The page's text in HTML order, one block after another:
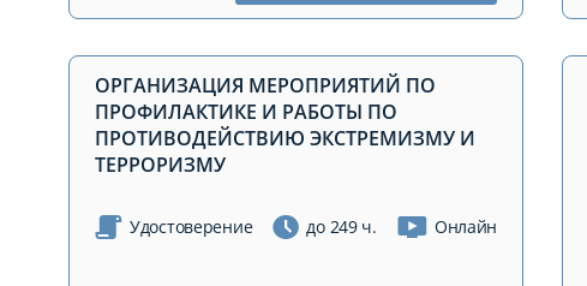
ОРГАНИЗАЦИЯ МЕРОПРИЯТИЙ ПО
ПРОФИЛАКТИКЕ И РАБОТЫ ПО
ПРОТИВОДЕЙСТВИЮ ЭКСТРЕМИЗМУ И
ТЕРРОРИЗМУ
Удостоверение до 249 ч. Онлайн